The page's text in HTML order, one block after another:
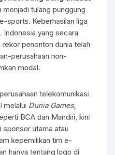
menjadi tulang punggung
sports. Keberhasilan liga
yang secara
penonton dunia telah
perusahaan non-
modal.
telekomunikasi
melalui Dunia Games,
BCA dan Mandiri, kini
sponsor utama atau
kepemilikan tim e-
hanya tentang logo di